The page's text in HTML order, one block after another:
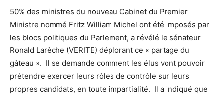
50% des ministres du nouveau Cabinet du Premier
Ministre nommé Fritz William Michel ont été imposés par
les blocs politiques du Parlement, a révélé le sénateur
Ronald Larêche (VERITE) déplorant ce « partage du
gâteau ». Il se demande comment les élus vont pouvoir
prétendre exercer leurs rôles de contrôle sur leurs
propres candidats, en toute impartialité. Il a indiqué que